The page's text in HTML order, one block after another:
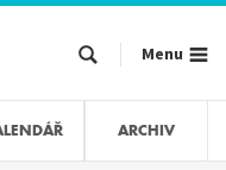
Menu
ARCHIV